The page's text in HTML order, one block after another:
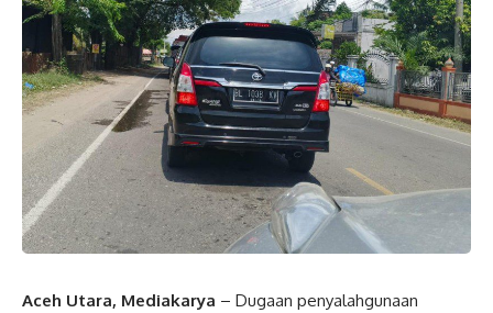
Aceh Utara, Mediakarya – Dugaan penyalahgunaan